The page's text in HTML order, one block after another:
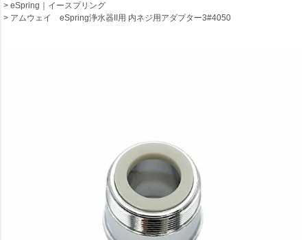
eSpring｜イースプリング
アムウェイ eSpring浄水器II用 内ネジ用アダプター3#4050